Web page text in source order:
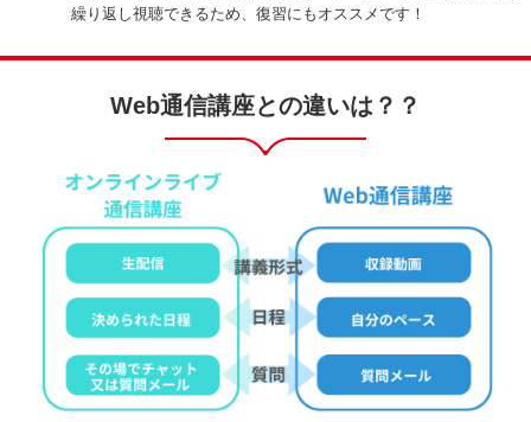
繰り返し視聴できるため、復習にもオススメです！
Web通信講座との違いは？？